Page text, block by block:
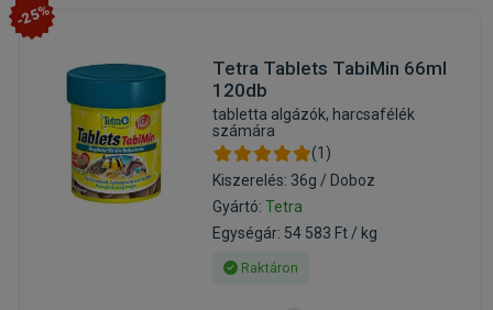
-25%
Tetra Tablets TabiMin 66ml
120db
tabletta algázók, harcsafélék
számára
(1)
Kiszerelés: 36g / Doboz
Gyártó: Tetra
Egységár: 54 583 Ft / kg
Raktáron